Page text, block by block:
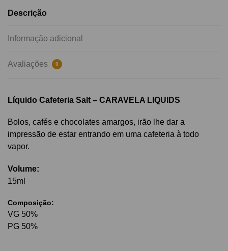
Descrição
Informação adicional
Avaliações 0
Líquido Cafeteria Salt – CARAVELA LIQUIDS
Bolos, cafés e chocolates amargos, irão lhe dar a
impressão de estar entrando em uma cafeteria à todo
vapor.
Volume:
15ml
Composição:
VG 50%
PG 50%